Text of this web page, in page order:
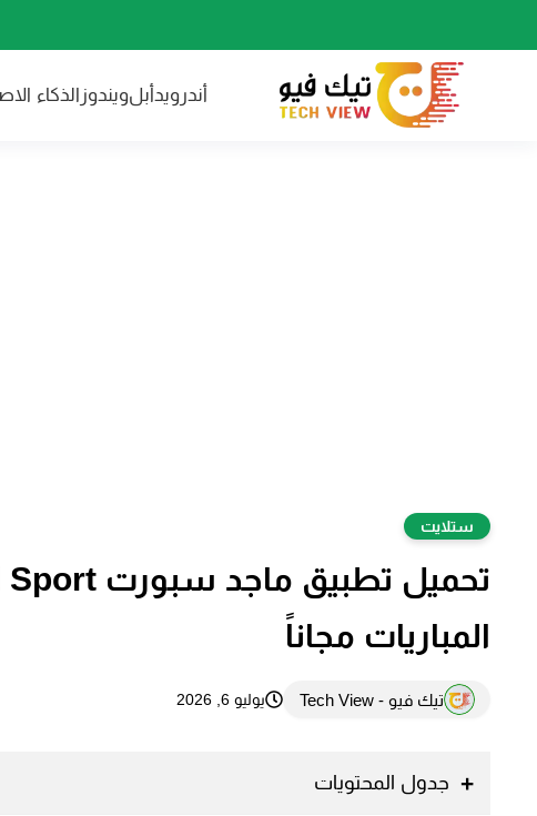
أندرويدأبلويندوز الذكاء
ستلايت
المباريات مجاناً
تيك فيو - Tech View يوليو 6, 2026
جدول المحتويات